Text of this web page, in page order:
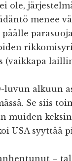
ole,
menee
(vaikkapa
luvun alkuun
Se siis
muiden
USA syyttää
–